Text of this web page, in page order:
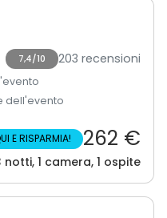
7,4/10 203 recensioni
dell'evento
E RISPARMIA! 262 €
notti, 1 camera, 1 ospite